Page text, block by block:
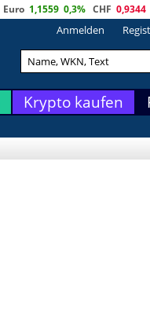
Euro 1,1559 0,3% CHF 0,9344
Anmelden
Krypto kaufen